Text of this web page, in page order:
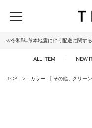
≪令和8年熊本地震に伴う配送に関す
ALL ITEM NEW
TOP カラー：[ その他 , グリーン